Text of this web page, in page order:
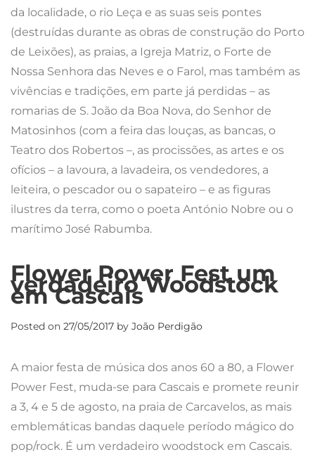
da localidade, o rio Leça e as suas seis pontes
(destruídas durante as obras de construção do Porto
de Leixões), as praias, a Igreja Matriz, o Forte de
Nossa Senhora das Neves e o Farol, mas também as
vivências e tradições, em parte já perdidas – as
romarias de S. João da Boa Nova, do Senhor de
Matosinhos (com a feira das louças, as bancas, o
Teatro dos Robertos –, as procissões, as artes e os
ofícios – a lavoura, a lavadeira, os vendedores, a
leiteira, o pescador ou o sapateiro – e as figuras
ilustres da terra, como o poeta António Nobre ou o
marítimo José Rabumba.
Flower Power Fest um
verdadeiro Woodstock
em Cascais
Posted on 27/05/2017 by João Perdigão
A maior festa de música dos anos 60 a 80, a Flower
Power Fest, muda-se para Cascais e promete reunir
a 3, 4 e 5 de agosto, na praia de Carcavelos, as mais
emblemáticas bandas daquele período mágico do
pop/rock. É um verdadeiro woodstock em Cascais.